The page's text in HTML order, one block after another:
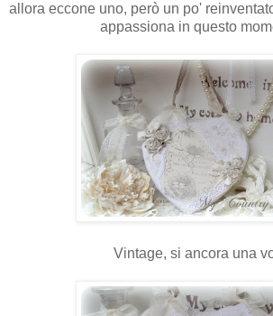
allora eccone uno, però un po'
appassiona in questo
Vintage, si ancora una